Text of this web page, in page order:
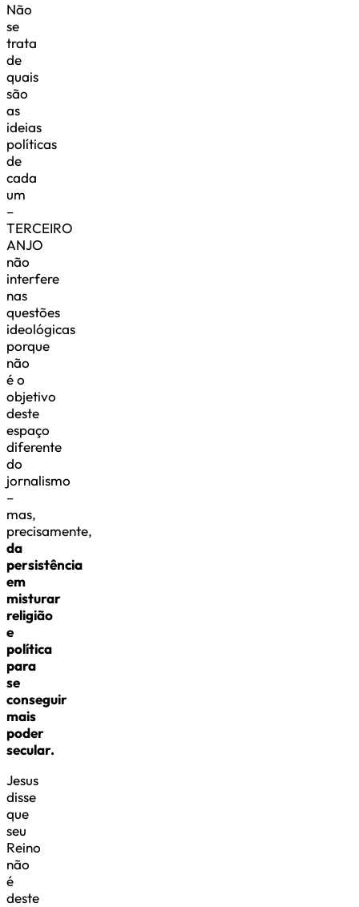
Não
se
trata
de
quais
são
as
ideias
políticas
de
cada
um
–
TERCEIRO
ANJO
não
interfere
nas
questões
ideológicas
porque
não
é o
objetivo
deste
espaço
diferente
do
jornalismo
–
mas,
precisamente,
da
persistência
em
misturar
religião
e
política
para
se
conseguir
mais
poder
secular.
Jesus
disse
que
seu
Reino
não
é
deste